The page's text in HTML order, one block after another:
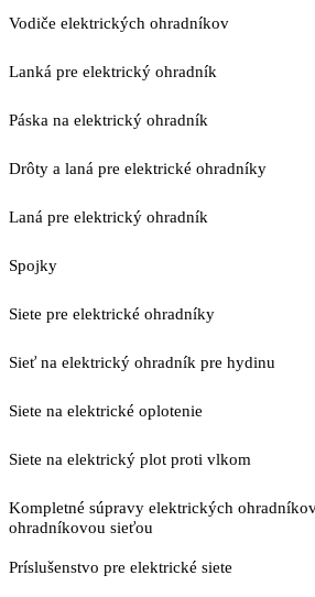
Vodiče elektrických ohradníkov
Lanká pre elektrický ohradník
Páska na elektrický ohradník
Drôty a laná pre elektrické ohradníky
Laná pre elektrický ohradník
Spojky
Siete pre elektrické ohradníky
Sieť na elektrický ohradník pre hydinu
Siete na elektrické oplotenie
Siete na elektrický plot proti vlkom
Kompletné súpravy elektrických
ohradníkovou sieťou
Príslušenstvo pre elektrické siete